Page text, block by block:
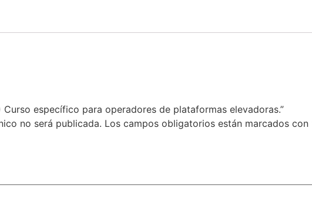
Curso específico para operadores de plataformas elevadoras.”
no será publicada. Los campos obligatorios están marcados con